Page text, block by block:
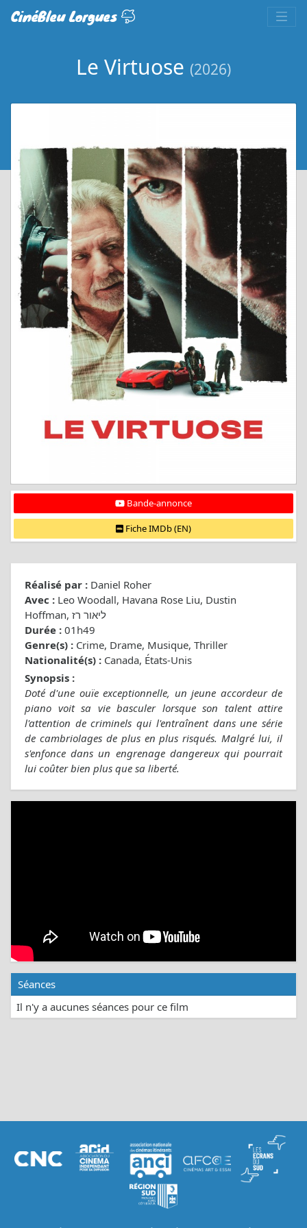
CinéBleu Lorgues
Le Virtuose (2026)
Bande-annonce
Fiche IMDb (EN)
Réalisé par : Daniel Roher
Avec : Leo Woodall, Havana Rose Liu, Dustin
Hoffman, ליאור רז
Durée : 01h49
Genre(s) : Crime, Drame, Musique, Thriller
Nationalité(s) : Canada, États-Unis
Synopsis :
Doté d'une ouïe exceptionnelle, un jeune accordeur de
piano voit sa vie basculer lorsque son talent attire
l'attention de criminels qui l'entraînent dans une série
de cambriolages de plus en plus risqués. Malgré lui, il
s'enfonce dans un engrenage dangereux qui pourrait
lui coûter bien plus que sa liberté.
Séances
Il n'y a aucunes séances pour ce film